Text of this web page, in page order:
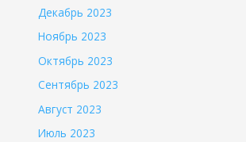
Декабрь 2023
Ноябрь 2023
Октябрь 2023
Сентябрь 2023
Август 2023
Июль 2023